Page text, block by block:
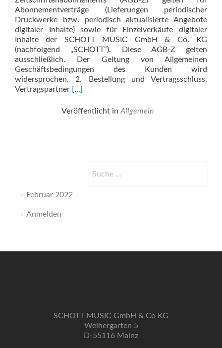
Abonnementverträge (Lieferungen periodischer
Druckwerke bzw. periodisch aktualisierte Angebote
digitaler Inhalte) sowie für Einzelverkäufe digitaler
Inhalte der SCHOTT MUSIC GmbH & Co. KG
(nachfolgend „SCHOTT“). Diese AGB-Z gelten
ausschließlich. Der Geltung von Allgemeinen
Geschäftsbedingungen des Kunden wird
widersprochen. 2. Bestellung und Vertragsschluss,
Vertragspartner Read
about
[…]
Veröffentlicht in Allgemein
nach:
Februar 2022
Anmelden
SCHOTT MUSIC GmbH & Co KG
Weihergarten 5
D-55116 Mainz